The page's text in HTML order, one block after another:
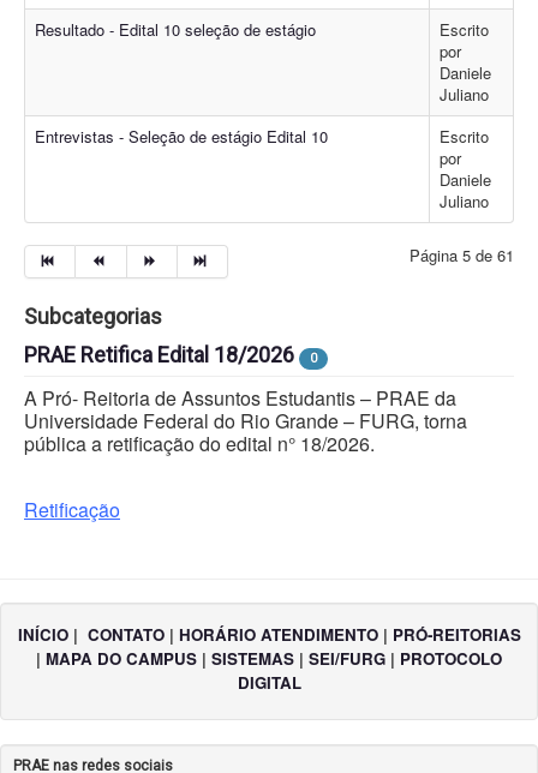
Resultado - Edital 10 seleção de estágio
Escrito
por
Daniele
Juliano
Entrevistas - Seleção de estágio Edital 10
Escrito
por
Daniele
Juliano
Página 5 de 61
Subcategorias
PRAE Retifica Edital 18/2026
0
A Pró- Reitoria de Assuntos Estudantis – PRAE da
Universidade Federal do Rio Grande – FURG, torna
pública a retificação do edital n° 18/2026.
Retificação
INÍCIO| CONTATO| HORÁRIO ATENDIMENTO| PRÓ-REITORIAS
| MAPA DO CAMPUS | SISTEMAS | SEI/FURG | PROTOCOLO
DIGITAL
PRAE nas redes sociais